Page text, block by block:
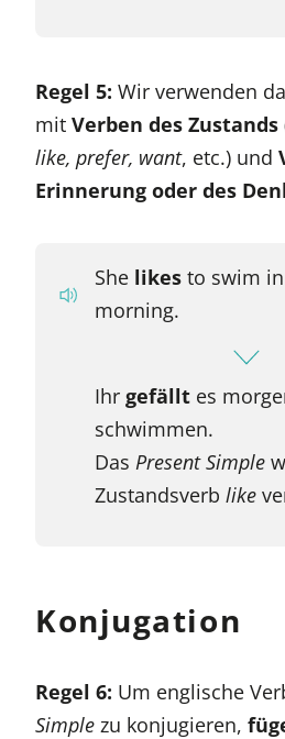
Regel 5: Wir verwenden
mit Verben des Zustands
like, prefer, want, etc.) und
Erinnerung oder des
She likes to swim
morning.
Ihr gefälltes
schwimmen.
Das Present Simple
Zustandsverb like
Konjugation
Regel 6: Um englische
Simple zu konjugieren,